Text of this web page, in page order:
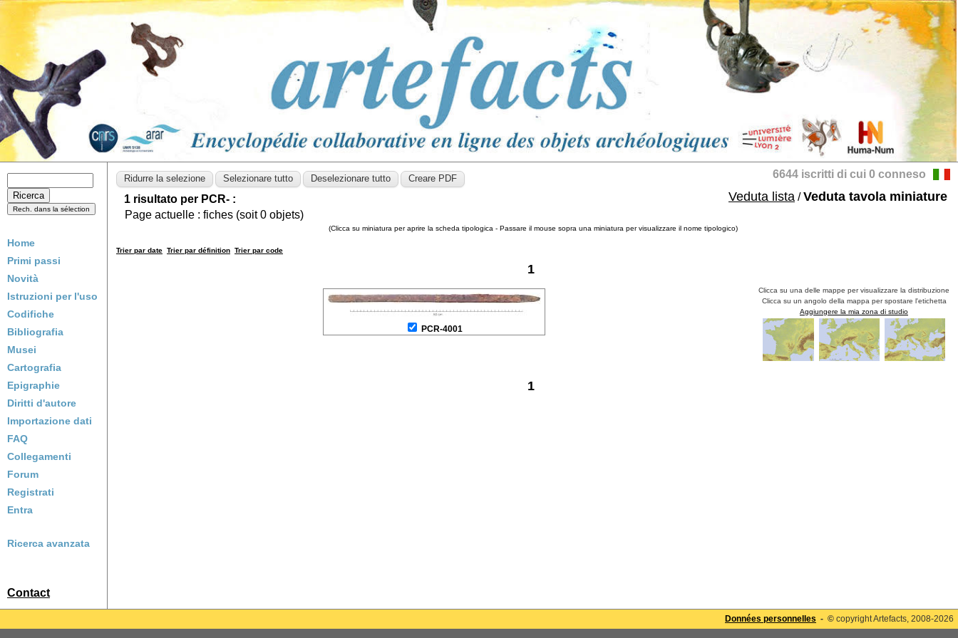
Home
Primi passi
Novità
Istruzioni per l'uso
Codifiche
Bibliografia
Musei
Cartografia
Epigraphie
Diritti d'autore
Importazione dati
FAQ
Collegamenti
Forum
Registrati
Entra
Ricerca avanzata
Contact
6644 iscritti di cui 0 conneso
1 risultato per PCR- : Veduta lista /Veduta tavola miniature
Page actuelle : fiches (soit0 objets)
(Clicca su miniatura per aprire la scheda tipologica - Passare il mouse sopra una miniatura per visualizzare il nome tipologico)
Trier par date Trier par définition Trier par code
1
Clicca su una delle mappe per visualizzare la distribuzione
Clicca su un angolo della mappa per spostare l'etichetta
Aggiungere la mia zona di studio
PCR-4001
1
Données personnelles - © copyright Artefacts, 2008-2026